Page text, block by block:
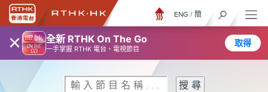
× 全新 RTHK On The Go
一手掌握 RTHK 電台、電視節目
取得
ENG / 簡